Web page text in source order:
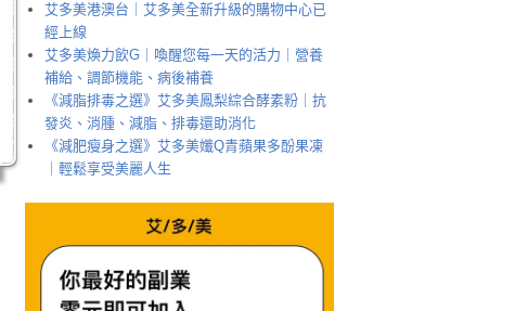
艾多美港澳台｜艾多美全新升級的購物中心已
經上線
艾多美煥力飲G｜喚醒您每一天的活力｜營養
補給、調節機能、病後補養
《減脂排毒之選》艾多美鳳梨綜合酵素粉｜抗
發炎、消腫、減脂、排毒還助消化
《減肥瘦身之選》艾多美孅Q青蘋果多酚果凍
｜輕鬆享受美麗人生